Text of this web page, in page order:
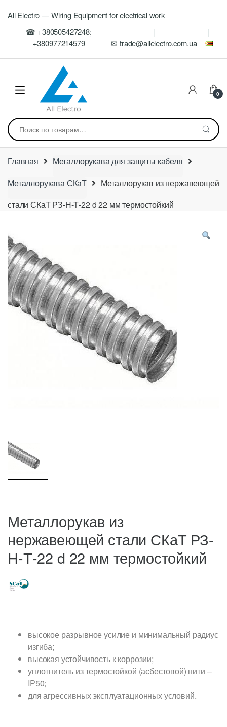
navigation
All Electro — Wiring Equipment for electrical work
☎ +380505427248;
+380977214579
✉ trade@allelectro.com.ua
0
Искать:
Главная
Металлорукава для защиты кабеля
Металлорукава СКаТ
Металлорукав из нержавеющей
стали СКаТ РЗ-Н-Т-22 d 22 мм термостойкий
Металлорукав из
нержавеющей стали СКаТ РЗ-
Н-Т-22 d 22 мм термостойкий
высокое разрывное усилие и минимальный радиус
изгиба;
высокая устойчивость к коррозии;
уплотнитель из термостойкой (асбестовой) нити –
IP50;
для агрессивных эксплуатационных условий.